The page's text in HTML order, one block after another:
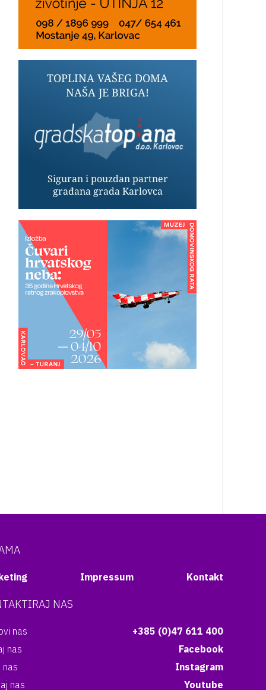
Impressum Kontakt
NAS
nas
+385 (0)47 611 400
nas
Facebook
nas
Instagram
nas
Youtube